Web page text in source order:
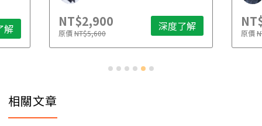
解 NT$2,900
原價NT$5,600 深度了解 原價
相關文章